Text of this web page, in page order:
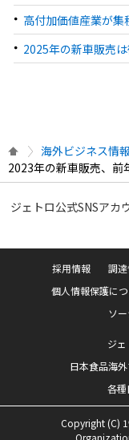
高付加価値産業が集
2025年の新車販売
海外ビジネス情報
2023年の新車販売、前
ジェトロ公式SNSアカ
採用情報 調
個人情報保護に
ソ
ジ
日本食品海
各種
Copyright (C)